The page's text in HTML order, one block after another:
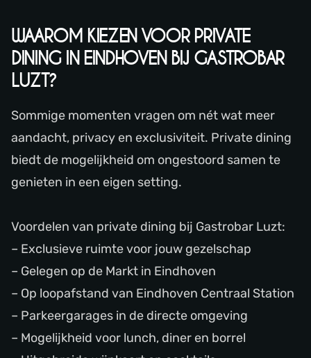
WAAROM KIEZEN VOOR PRIVATE
DINING IN EINDHOVEN BIJ GASTROBAR
LUZT?
Sommige momenten vragen om nét wat meer
aandacht, privacy en exclusiviteit. Private dining
biedt de mogelijkheid om ongestoord samen te
genieten in een eigen setting.
Voordelen van private dining bij Gastrobar Luzt:
– Exclusieve ruimte voor jouw gezelschap
– Gelegen op de Markt in Eindhoven
– Op loopafstand van Eindhoven Centraal Station
– Parkeergarages in de directe omgeving
– Mogelijkheid voor lunch, diner en borrel